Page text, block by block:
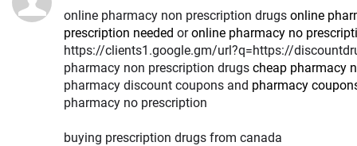
online pharmacy non prescription drugs online
prescription needed oronline pharmacy no
https://clients1.google.gm/url?q=https://
pharmacy non prescription drugs cheap pharmacy
pharmacy discount coupons and pharmacy
pharmacy no prescription
buying prescription drugs from canada